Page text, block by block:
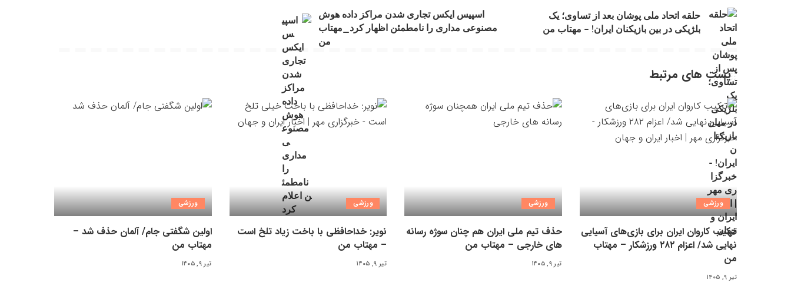
حلقه اتحاد ملی پوشان بعد از تساوی؛ یک
بلژیکی در بین بازیکنان ایران! – مهتاب من
اسپیس ایکس تجاری شدن مراکز داده هوش
مصنوعی مداری را نامطمئن اظهار کرد_مهتاب
من
پست های مرتبط
ورزشی
ترکیب کاروان ایران برای بازی‌های آسیایی
نهایی شد/ اعزام ۲۸۲ ورزشکار – مهتاب
من
تیر ۹, ۱۴۰۵
ورزشی
حذف تیم ملی ایران هم چنان سوژه رسانه
های خارجی – مهتاب من
تیر ۹, ۱۴۰۵
ورزشی
نویر: خداحافظی با باخت زیاد تلخ است
– مهتاب من
تیر ۹, ۱۴۰۵
ورزشی
اولین شگفتی جام/ آلمان حذف شد –
مهتاب من
تیر ۹, ۱۴۰۵